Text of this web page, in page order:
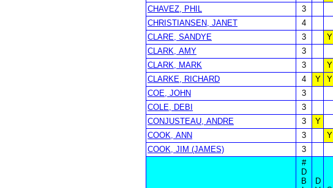
CHAVEZ, PHIL
3
CHRISTIANSEN, JANET
4
CLARE, SANDYE
3 Y
CLARK, AMY
3
CLARK, MARK
3 Y
CLARKE, RICHARD
4 Y Y
COE, JOHN
3
COLE, DEBI
3
CONJUSTEAU, ANDRE
3 Y
COOK, ANN
3 Y
COOK, JIM (JAMES)
3
#
D
B
D